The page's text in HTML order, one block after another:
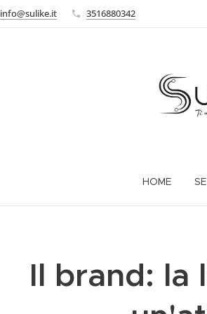
info@sulike.it 3516880342
HOME
Il brand: la